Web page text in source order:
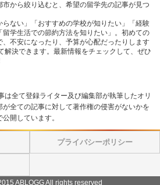
から絞り込むと、希望の留学先の記事が見つ
らない」「おすすめの学校が知りたい」「経験
学生活での節約方法を知りたい」。初めての
不安になったり、予算が心配だったりします
解決できます。最新情報をチェックして、ぜひ
は全て登録ライター及び編集部が執筆したオリ
全ての記事に対して著作権の侵害がないかを
開しています。
プライバシーポリシー
ABLOGG All rights reserved